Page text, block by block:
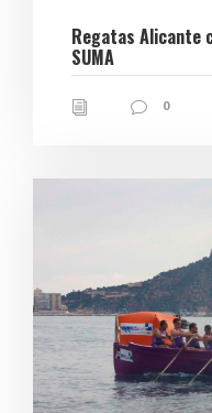
Regatas Alicante
SUMA
0